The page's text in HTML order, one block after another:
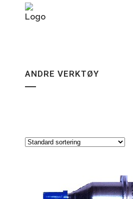
ANDRE VERKTØY